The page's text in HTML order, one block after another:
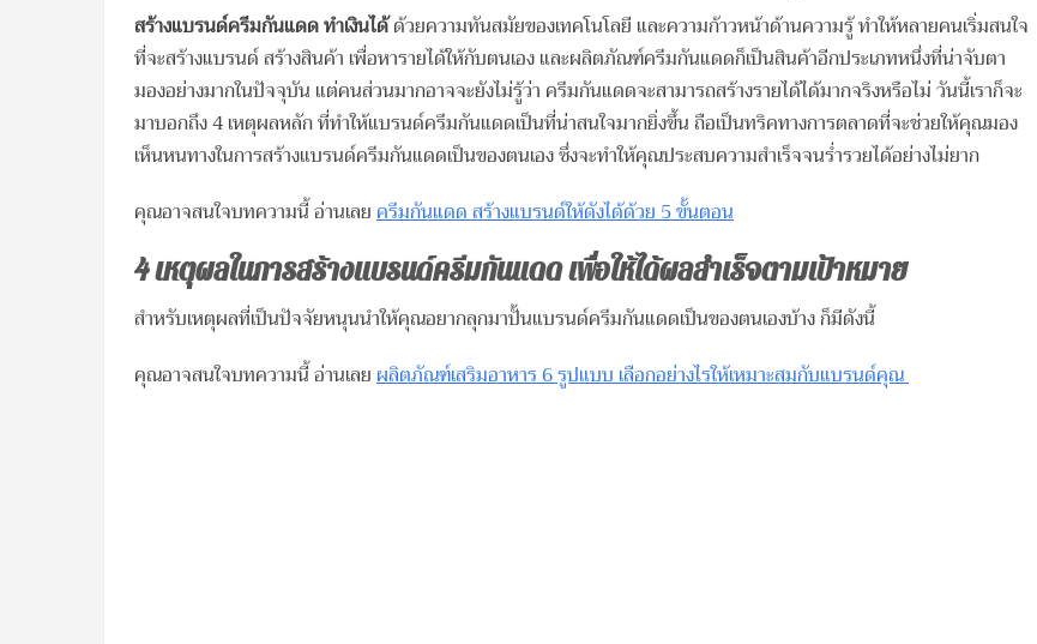
สร้างแบรนด์ครีมกันแดด ทำเงินได้ด้วยความทันสมัยของเทคโนโลยี และความก้าวหน้าด้านความรู้ ทำให้หลายคนเริ่มสนใจ
ที่จะสร้างแบรนด์ สร้างสินค้า เพื่อหารายได้ให้กับตนเอง และผลิตภัณฑ์ครีมกันแดดก็เป็นสินค้าอีกประเภทหนึ่งที่น่าจับตา
มองอย่างมากในปัจจุบัน แต่คนส่วนมากอาจจะยังไม่รู้ว่า ครีมกันแดดจะสามารถสร้างรายได้ได้มากจริงหรือไม่ วันนี้เราก็จะ
มาบอกถึง 4 เหตุผลหลัก ที่ทำให้แบรนด์ครีมกันแดดเป็นที่น่าสนใจมากยิ่งขึ้น ถือเป็นทริคทางการตลาดที่จะช่วยให้คุณมอง
เห็นหนทางในการสร้างแบรนด์ครีมกันแดดเป็นของตนเอง ซึ่งจะทำให้คุณประสบความสำเร็จจนร่ำรวยได้อย่างไม่ยาก
คุณอาจสนใจบทความนี้ อ่านเลยครีมกันแดด สร้างแบรนด์ให้ดังได้ด้วย 5 ขั้นตอน
4เหตุผลในการสร้างแบรนด์ครีมกันแดด เพื่อให้ได้ผลสำเร็จตามเป้าหมาย
สำหรับเหตุผลที่เป็นปัจจัยหนุนนำให้คุณอยากลุกมาปั้นแบรนด์ครีมกันแดดเป็นของตนเองบ้าง ก็มีดังนี้
คุณอาจสนใจบทความนี้ อ่านเลยผลิตภัณฑ์เสริมอาหาร 6 รูปแบบ เลือกอย่างไรให้เหมาะสมกับแบรนด์คุณ